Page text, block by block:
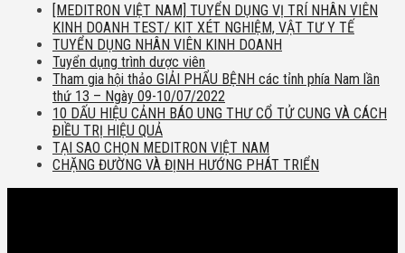
[MEDITRON VIỆT NAM] TUYỂN DỤNG VỊ TRÍ NHÂN VIÊN
KINH DOANH TEST/ KIT XÉT NGHIỆM, VẬT TƯ Y TẾ
TUYỂN DỤNG NHÂN VIÊN KINH DOANH
Tuyển dụng trình dược viên
Tham gia hội thảo GIẢI PHẨU BỆNH các tỉnh phía Nam lần
thứ 13 – Ngày 09-10/07/2022
10 DẤU HIỆU CẢNH BÁO UNG THƯ CỔ TỬ CUNG VÀ CÁCH
ĐIỀU TRỊ HIỆU QUẢ
TẠI SAO CHỌN MEDITRON VIỆT NAM
CHẶNG ĐƯỜNG VÀ ĐỊNH HƯỚNG PHÁT TRIỂN